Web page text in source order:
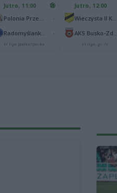
Jutro, 11:00
IV liga podkarpacka
Jutro, 12:00
III liga, gr. IV